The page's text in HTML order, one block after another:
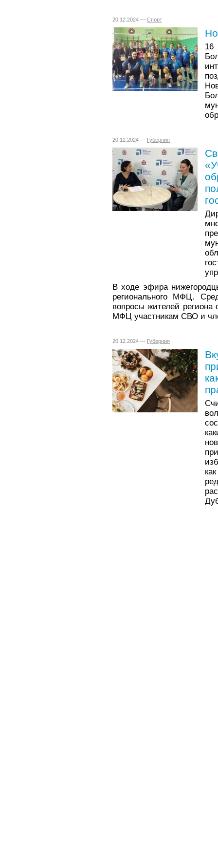
20.12.2024 — Спорт
20.12.2024 — Губерния
В ходе эфира
регионального МФЦ.
вопросы жителей региона
МФЦ участникам СВО и
20.12.2024 — Губерния